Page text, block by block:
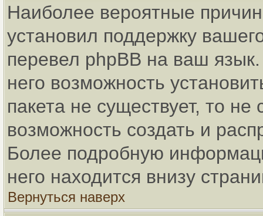
Наиболее вероятные
установил поддержку
перевел phpBB на ваш
него возможность
пакета не существует, то
возможность создать и
Более подробную
него находится внизу
Вернуться наверх